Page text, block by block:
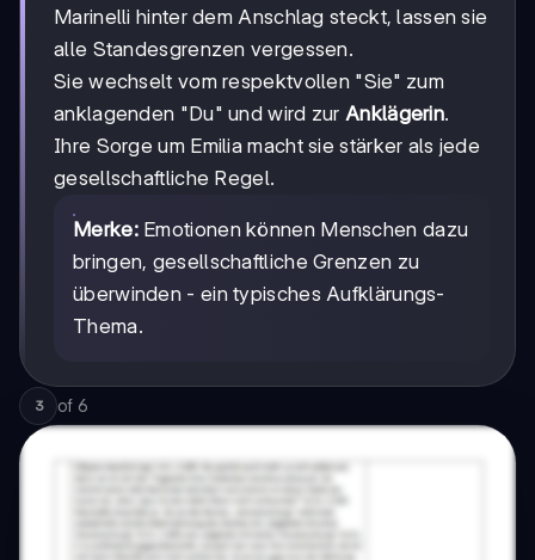
Marinelli hinter dem Anschlag steckt, lassen sie
alle Standesgrenzen vergessen.
Sie wechselt vom respektvollen "Sie" zum
anklagenden "Du" und wird zurAnklägerin.
Ihre Sorge um Emilia macht sie stärker als jede
gesellschaftliche Regel.
Merke:Emotionen können Menschen dazu
bringen, gesellschaftliche Grenzen zu
überwinden - ein typisches Aufklärungs-
Thema.
3 of 6